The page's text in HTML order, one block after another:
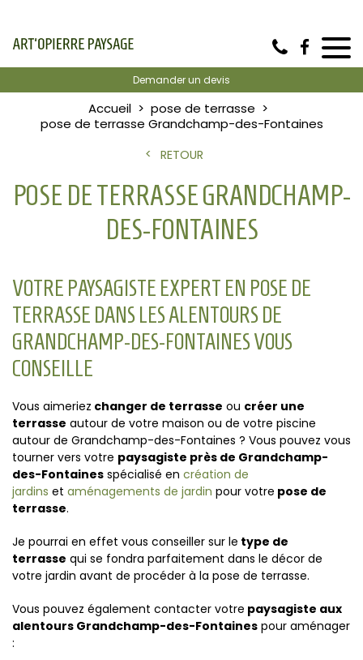
Demander un devis
Accueil
pose de terrasse
pose de terrasse Grandchamp-des-Fontaines
RETOUR
POSE DE TERRASSE GRANDCHAMP-
DES-FONTAINES
VOTRE PAYSAGISTE EXPERT EN POSE DE
TERRASSE DANS LES ALENTOURS DE
GRANDCHAMP-DES-FONTAINES VOUS
CONSEILLE
Vous aimeriez changer de terrasse ou créer une
terrasse autour de votre maison ou de votre piscine
autour de Grandchamp-des-Fontaines ? Vous pouvez vous
tourner vers votre paysagiste près de Grandchamp-
des-Fontaines spécialisé en création de
jardins et aménagements de jardin pour votre pose de
terrasse.
Je pourrai en effet vous conseiller sur le type de
terrasse qui se fondra parfaitement dans le décor de
votre jardin avant de procéder à la pose de terrasse.
Vous pouvez également contacter votre paysagiste aux
alentours Grandchamp-des-Fontaines pour aménager
: